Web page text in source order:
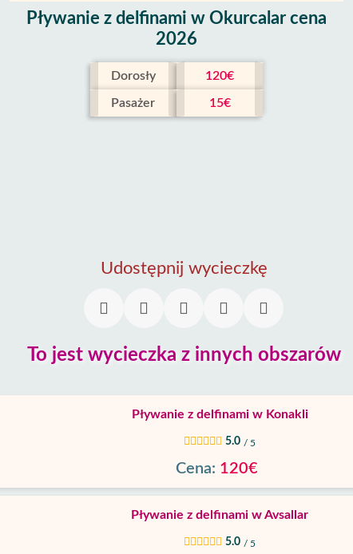
Pływanie z delfinami w Okurcalar cena
2026
Dorosły 120€
Pasażer 15€
Udostępnij wycieczkę
To jest wycieczka z innych obszarów
Pływanie z delfinami w Konakli
5.0 / 5
Cena: 120€
Pływanie z delfinami w Avsallar
5.0 / 5